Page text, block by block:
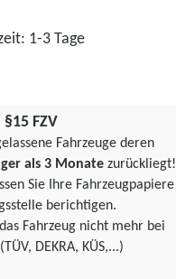
1-3 Tage
FZV
Fahrzeuge deren
als 3 Monate zurückliegt!
Sie Ihre Fahrzeugpapiere
berichtigen.
Fahrzeug nicht mehr bei
DEKRA, KÜS,...)